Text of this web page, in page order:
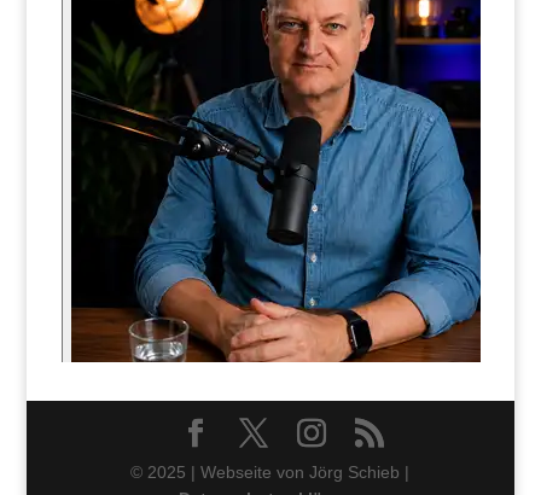
© 2025 | Webseite von Jörg Schieb |